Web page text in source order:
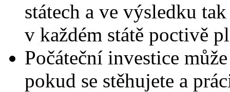
státech a ve výsledku
v každém státě poctivě
Počáteční investice
pokud se stěhujete a